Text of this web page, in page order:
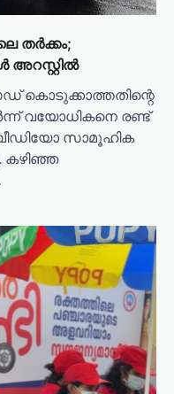
തർക്കം;
അറസ്റ്റിൽ
കൊടുക്കാത്തതിന്റെ
വയോധികനെ രണ്ട്
വീഡിയോ സാമൂഹിക
കഴിഞ്ഞ